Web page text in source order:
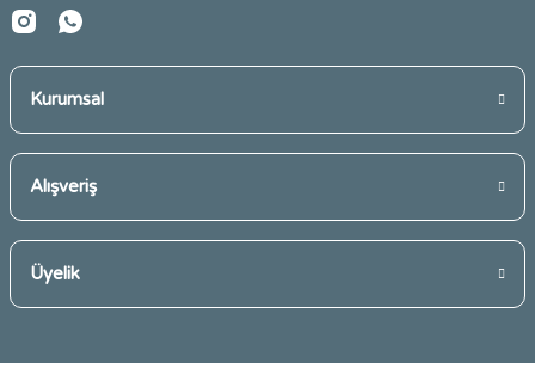
Kurumsal
Alışveriş
Üyelik